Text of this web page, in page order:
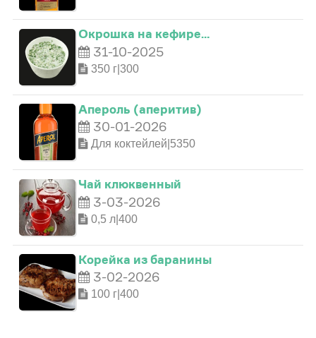
Окрошка на кефире…
31-10-2025
350 г|300
Апероль (аперитив)
30-01-2026
Для коктейлей|5350
Чай клюквенный
3-03-2026
0,5 л|400
Корейка из баранины
3-02-2026
100 г|400
1
2
3
0
2
3
0
1
0
3
0
2